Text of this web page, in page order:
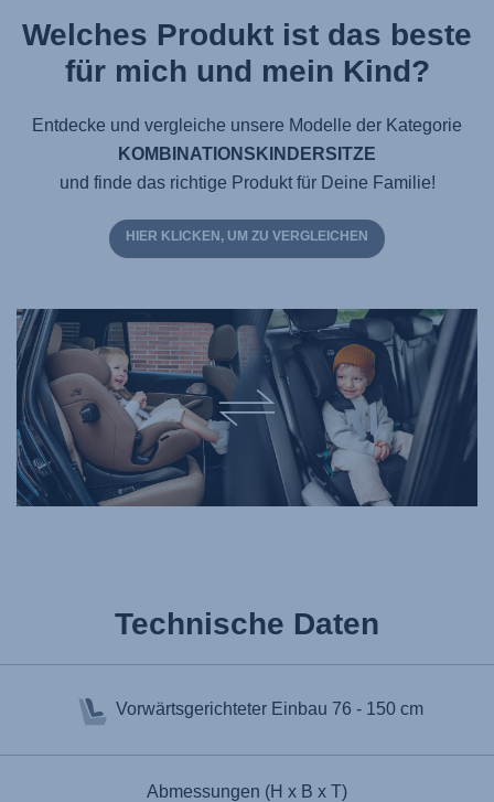
Welches Produkt ist das beste
für mich und mein Kind?
Entdecke und vergleiche unsere Modelle der Kategorie
KOMBINATIONSKINDERSITZE
und finde das richtige Produkt für Deine Familie!
HIER KLICKEN, UM ZU VERGLEICHEN
Technische Daten
Vorwärtsgerichteter Einbau 76 - 150 cm
Abmessungen (H x B x T)